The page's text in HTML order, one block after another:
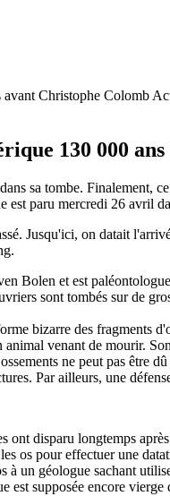
130 000
sa tombe. Finalement,
paru mercredi 26 avril
Jusqu'ici, on datait
Bolen et est
sont tombés sur de
bizarre des fragments
venant de mourir.
ne peut pas être
Par ailleurs, une
ont disparu longtemps
os pour effectuer une
un géologue sachant
supposée encore